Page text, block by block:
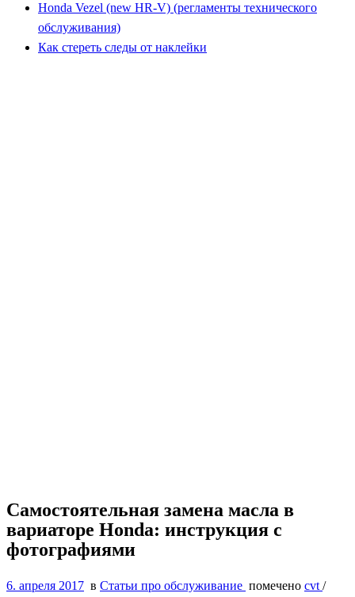
Honda Vezel (new HR-V) (регламенты технического
обслуживания)
Как стереть следы от наклейки
Самостоятельная замена масла в
вариаторе Honda: инструкция с
фотографиями
6. апреля 2017 в Статьи про обслуживание помечено cvt /